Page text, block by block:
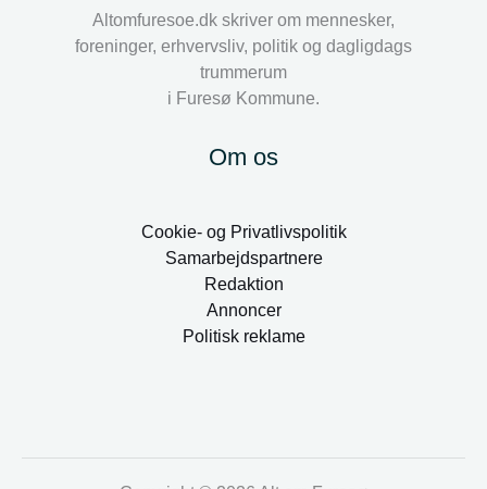
Altomfuresoe.dk skriver om mennesker,
foreninger, erhvervsliv, politik og dagligdags
trummerum
i Furesø Kommune.
Om os
Cookie- og Privatlivspolitik
Samarbejdspartnere
Redaktion
Annoncer
Politisk reklame